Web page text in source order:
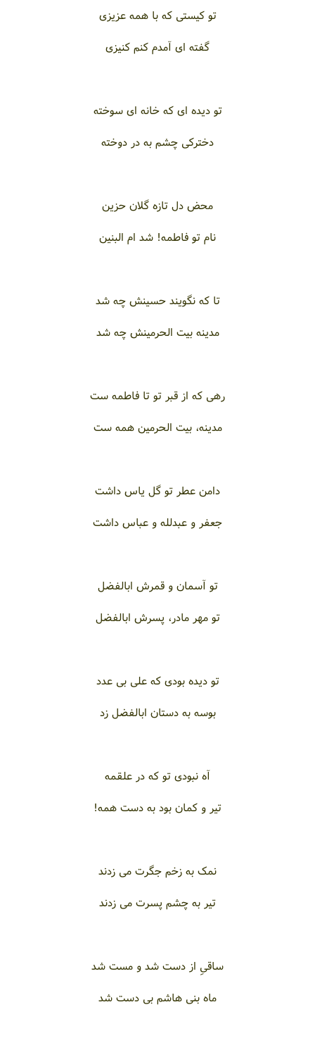
تو کیستی که با همه عزیزی
گفته ای آمدم کنم کنیزی
تو دیده ای که خانه ای سوخته
دخترکی چشم به در دوخته
محض دل تازه گلان حزین
نام تو فاطمه! شد ام البنین
تا که نگویند حسینش چه شد
مدینه بیت الحرمینش چه شد
رهی که از قبر تو تا فاطمه ست
مدینه، بیت الحرمین همه ست
دامن عطر تو گل یاس داشت
جعفر و عبدلله و عباس داشت
تو آسمان و قمرش ابالفضل
تو مهر مادر، پسرش ابالفضل
تو دیده بودی که علی بی عدد
بوسه به دستان ابالفضل زد
آه نبودی تو که در علقمه
تیر و کمان بود به دست همه!
نمک به زخم جگرت می زدند
تیر به چشم پسرت می زدند
ساقیِ از دست شد و مست شد
ماه بنی هاشم بی دست شد